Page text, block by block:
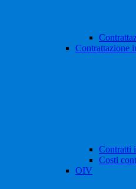
Contrattazione
Contratti
Costi
OIV